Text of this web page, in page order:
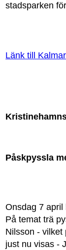
stadsparken
Länk till
Påskpyssla
Onsdag 7 april
På temat trä
Nilsson - vilket
just nu visas -